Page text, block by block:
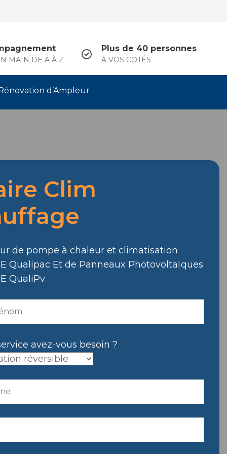
MAIN DE A À Z
Plus de 40 personnes
À VOS COTÉS
d’Ampleur
Clim
de pompe à chaleur et climatisation
Qualipac Et de Panneaux Photovoltaïques
QualiPv
avez-vous besoin ?